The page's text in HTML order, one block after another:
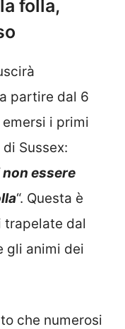
folla,
partire dal 6
i primi
Sussex:
essere
“. Questa è
trapelate dal
gli animi dei
che numerosi